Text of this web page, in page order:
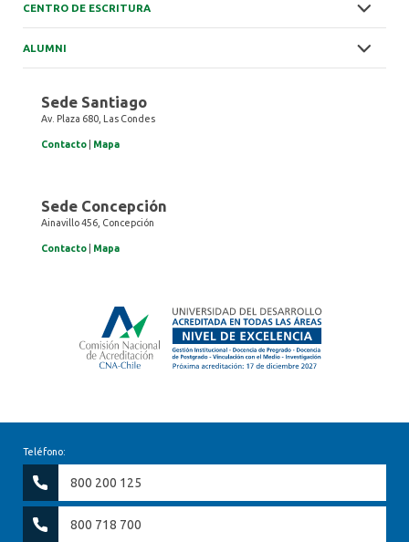
CENTRO DE ESCRITURA
ALUMNI
Sede Santiago
Av. Plaza 680, Las Condes
Contacto Mapa
Sede Concepción
Ainavillo 456, Concepción
Contacto Mapa
Teléfono:
800 200 125
800 718 700